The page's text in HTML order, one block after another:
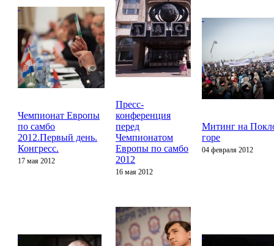
Чемпионат Европы
по самбо
2012.Первый день.
Конгресс.
17 мая 2012
Пресс-
конференция
перед
Чемпионатом
Европы по самбо
2012
16 мая 2012
Митинг на
горе
04 февраля 2012